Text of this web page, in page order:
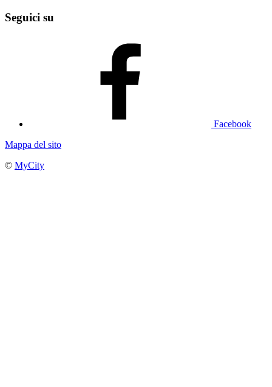
Seguici su
Facebook
Mappa del sito
© MyCity